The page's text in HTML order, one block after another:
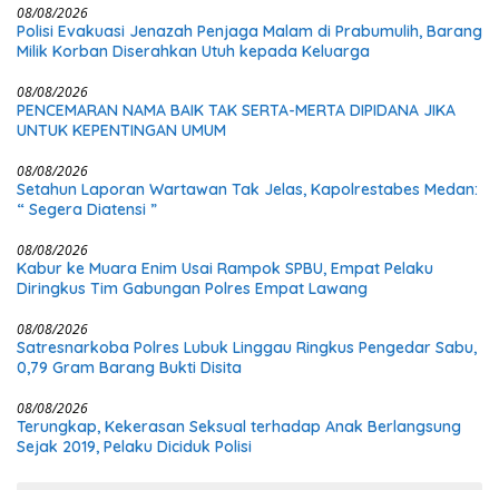
08/08/2026
Polisi Evakuasi Jenazah Penjaga Malam di Prabumulih, Barang
Milik Korban Diserahkan Utuh kepada Keluarga
08/08/2026
PENCEMARAN NAMA BAIK TAK SERTA-MERTA DIPIDANA JIKA
UNTUK KEPENTINGAN UMUM
08/08/2026
Setahun Laporan Wartawan Tak Jelas, Kapolrestabes Medan:
“ Segera Diatensi ”
08/08/2026
Kabur ke Muara Enim Usai Rampok SPBU, Empat Pelaku
Diringkus Tim Gabungan Polres Empat Lawang
08/08/2026
Satresnarkoba Polres Lubuk Linggau Ringkus Pengedar Sabu,
0,79 Gram Barang Bukti Disita
08/08/2026
Terungkap, Kekerasan Seksual terhadap Anak Berlangsung
Sejak 2019, Pelaku Diciduk Polisi